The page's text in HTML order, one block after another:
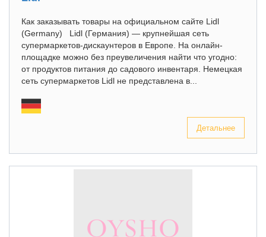
Как заказывать товары на официальном сайте Lidl
(Germany) Lidl (Германия) — крупнейшая сеть
супермаркетов-дискаунтеров в Европе. На онлайн-
площадке можно без преувеличения найти что угодно:
от продуктов питания до садового инвентаря. Немецкая
сеть супермаркетов Lidl не представлена в...
Детальнее